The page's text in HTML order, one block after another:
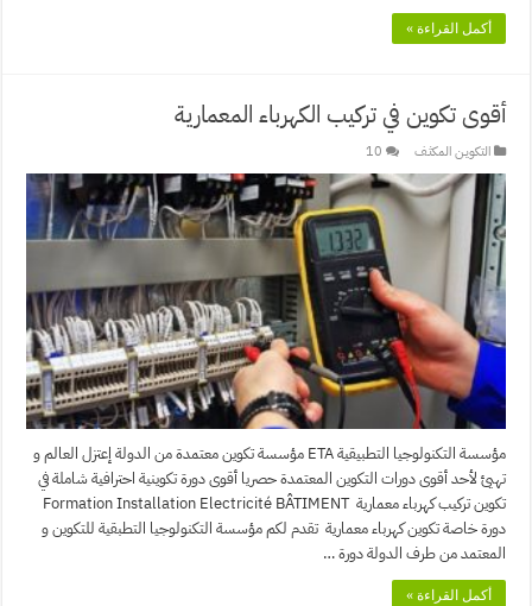
أكمل القراءة »
أقوى تكوين في تركيب الكهرباء المعمارية
التكويـن المكثـف 10
مؤسسة التكنولوجيا التطبيقية ETA مؤسسة تكوين معتمدة من الدولة إعتزل العالم و
تهيئ لأحد أقوى دورات التكوين المعتمدة حصريا أقوى دورة تكوينية احترافية شاملة في
تكوين تركيب كهرباء معمارية Formation Installation Electricité BÂTIMENT
دورة خاصة تكوين كهرباء معمارية تقدم لكم مؤسسة التكنولوجيا التطبقية للتكوين و
المعتمد من طرف الدولة دورة …
أكمل القراءة »